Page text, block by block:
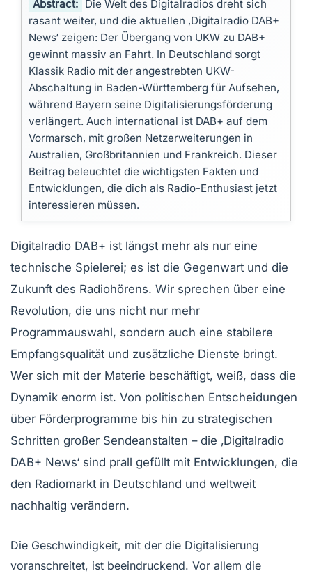
Abstract: Die Welt des Digitalradios dreht sich
rasant weiter, und die aktuellen ‚Digitalradio DAB+
News‘ zeigen: Der Übergang von UKW zu DAB+
gewinnt massiv an Fahrt. In Deutschland sorgt
Klassik Radio mit der angestrebten UKW-
Abschaltung in Baden-Württemberg für Aufsehen,
während Bayern seine Digitalisierungsförderung
verlängert. Auch international ist DAB+ auf dem
Vormarsch, mit großen Netzerweiterungen in
Australien, Großbritannien und Frankreich. Dieser
Beitrag beleuchtet die wichtigsten Fakten und
Entwicklungen, die dich als Radio-Enthusiast jetzt
interessieren müssen.
Digitalradio DAB+ ist längst mehr als nur eine
technische Spielerei; es ist die Gegenwart und die
Zukunft des Radiohörens. Wir sprechen über eine
Revolution, die uns nicht nur mehr
Programmauswahl, sondern auch eine stabilere
Empfangsqualität und zusätzliche Dienste bringt.
Wer sich mit der Materie beschäftigt, weiß, dass die
Dynamik enorm ist. Von politischen Entscheidungen
über Förderprogramme bis hin zu strategischen
Schritten großer Sendeanstalten – die ‚Digitalradio
DAB+ News‘ sind prall gefüllt mit Entwicklungen, die
den Radiomarkt in Deutschland und weltweit
nachhaltig verändern.
Die Geschwindigkeit, mit der die Digitalisierung
voranschreitet, ist beeindruckend. Vor allem die